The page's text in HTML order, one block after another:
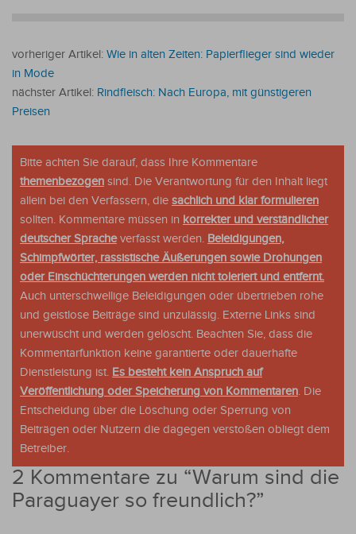
vorheriger Artikel: Wie in alten Zeiten: Papierflieger sind wieder
in Mode
nächster Artikel: Rindfleisch: Nach Europa, mit günstigeren
Preisen
Bitte achten Sie darauf, dass Ihre Kommentare
themenbezogen sind. Die Verantwortung für den Inhalt liegt
allein bei den Verfassern, die sachlich und klar formulieren
sollten. Kommentare müssen in korrekter und verständlicher
deutscher Spracheverfasst werden. Beleidigungen,
Schimpfwörter, rassistische Äußerungen sowie Drohungen
oder Einschüchterungen werden nicht toleriert und entfernt.
Auch unterschwellige Beleidigungen oder übertrieben rohe
und geistlose Beiträge sind unzulässig. Externe Links sind
unerwüscht und werden gelöscht. Beachten Sie, dass die
Kommentarfunktion keine garantierte oder dauerhafte
Dienstleistung ist. Es besteht kein Anspruch auf
Veröffentlichung oder Speicherung von Kommentaren. Die
Entscheidung über die Löschung oder Sperrung von
Beiträgen oder Nutzern die dagegen verstoßen obliegt dem
Betreiber.
2 Kommentare zu “Warum sind die
Paraguayer so freundlich?”